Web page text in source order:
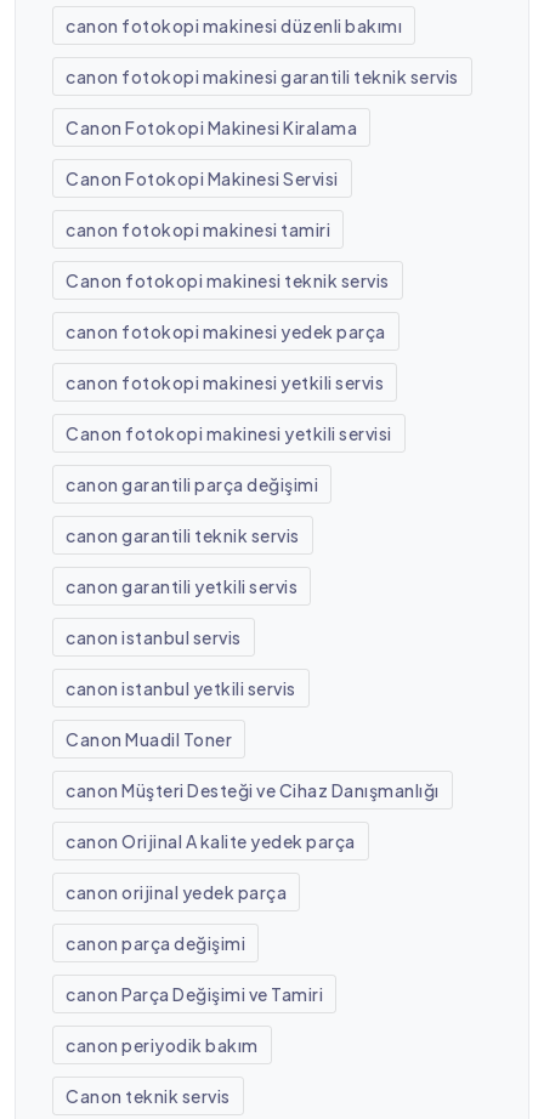
canon fotokopi makinesi düzenli bakımı
canon fotokopi makinesi garantili teknik servis
Canon Fotokopi Makinesi Kiralama
Canon Fotokopi Makinesi Servisi
canon fotokopi makinesi tamiri
Canon fotokopi makinesi teknik servis
canon fotokopi makinesi yedek parça
canon fotokopi makinesi yetkili servis
Canon fotokopi makinesi yetkili servisi
canon garantili parça değişimi
canon garantili teknik servis
canon garantili yetkili servis
canon istanbul servis
canon istanbul yetkili servis
Canon Muadil Toner
canon Müşteri Desteği ve Cihaz Danışmanlığı
canon Orijinal A kalite yedek parça
canon orijinal yedek parça
canon parça değişimi
canon Parça Değişimi ve Tamiri
canon periyodik bakım
Canon teknik servis